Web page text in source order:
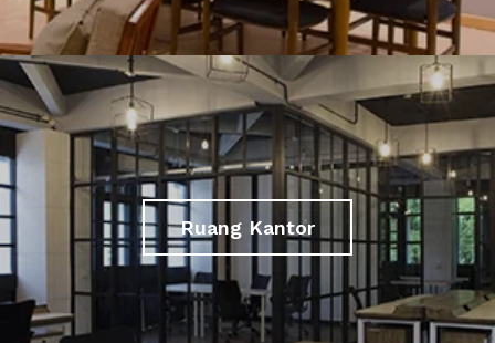
Ruang Kantor